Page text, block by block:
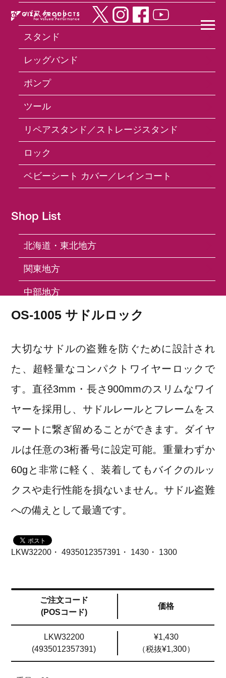
バスケット
スタンド
レッグバンド
ポンプ
ツール
リペアスタンド／ストレージスタンド
ロック
ベビーシート カバー／レインコート
Shop List
北海道・東北地方
関東地方
中部地方
近畿地方
四国地方
九州・沖縄地方
FAQ
Products
OS-1005 Saddle Lock
OS-1005 サドルロック
大切なサドルの盗難を防ぐために設計され
た、超軽量なコンパクトワイヤーロックで
す。直径3mm・長さ900mmのスリムなワイ
ヤーを採用し、サドルレールとフレームをス
マートに繋ぎ留めることができます。ダイヤ
ルは任意の3桁番号に設定可能。重量わずか
60gと非常に軽く、装着してもバイクのルッ
クスや走行性能を損ないません。サドル盗難
への備えとして最適です。
LKW32200・ 4935012357391・ 1430・ 1300
ご注文コード
(POSコード)
価格
LKW32200
(4935012357391)
¥1,430
（税抜¥1,300）